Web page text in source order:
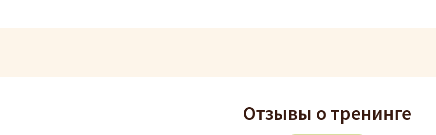
Отзывы о тренинге